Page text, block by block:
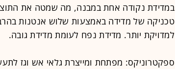
במדידת נקודה אחת במבנה, מה שמטה את
טכניקה של מדידה באמצעות שלוש אנטנות
למדויקת יותר. מדידת נפח לעומת מדידת גובה.
ספקטרוניקס: מפתחת ומייצרת גלאי אש וגז